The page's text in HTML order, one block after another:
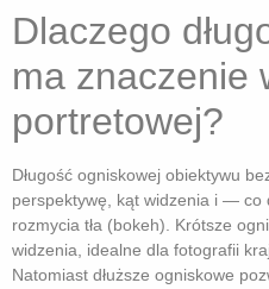
Dlaczego
ma znaczenie
portretowej?
Długość ogniskowej obiektywu
perspektywę, kąt widzenia i — co
rozmycia tła (bokeh). Krótsze
widzenia, idealne dla fotografii
Natomiast dłuższe ogniskowe